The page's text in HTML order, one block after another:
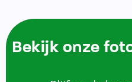
Bekijk onze